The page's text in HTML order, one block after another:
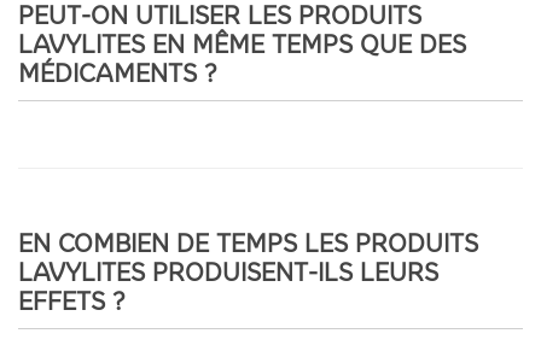
PEUT-ON UTILISER LES PRODUITS
LAVYLITES EN MÊME TEMPS QUE DES
MÉDICAMENTS ?
EN COMBIEN DE TEMPS LES PRODUITS
LAVYLITES PRODUISENT-ILS LEURS
EFFETS ?